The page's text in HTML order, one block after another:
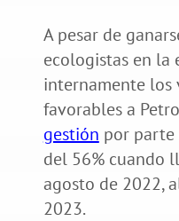
A pesar de
ecologistas en la
internamente los
favorables a
gestión por parte
del 56% cuando
agosto de 2022,
2023.